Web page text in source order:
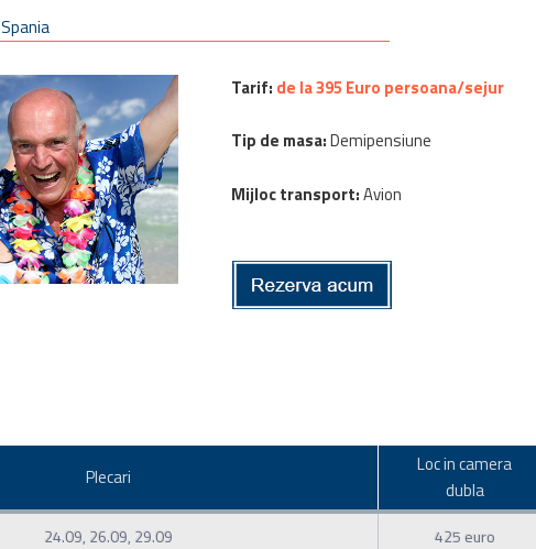
Spania
Tarif: de la 395 Euro persoana/sejur
Tip de masa:Demipensiune
Mijloc transport:Avion
Plecari
Loc in camera
dubla
24.09, 26.09, 29.09 425 euro